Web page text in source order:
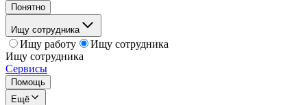
Понятно
Ищу сотрудника
Ищу работу
Ищу сотрудника
Ищу сотрудника
Сервисы
Помощь
Ещё